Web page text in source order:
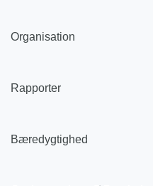
Organisation
Rapporter
Bæredygtighed